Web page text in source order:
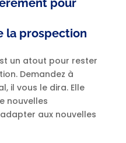
pour
la prospection
un atout pour rester
Demandez à
il vous le dira. Elle
nouvelles
aux nouvelles